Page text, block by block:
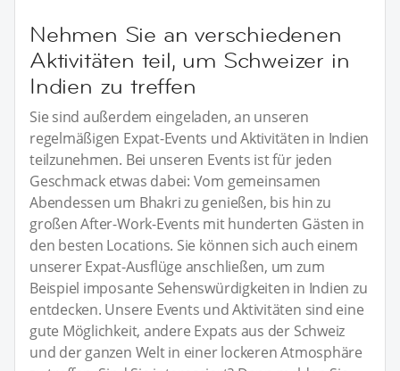
Nehmen Sie an verschiedenen
Aktivitäten teil, um Schweizer in
Indien zu treffen
Sie sind außerdem eingeladen, an unseren
regelmäßigen Expat-Events und Aktivitäten in Indien
teilzunehmen. Bei unseren Events ist für jeden
Geschmack etwas dabei: Vom gemeinsamen
Abendessen um Bhakri zu genießen, bis hin zu
großen After-Work-Events mit hunderten Gästen in
den besten Locations. Sie können sich auch einem
unserer Expat-Ausflüge anschließen, um zum
Beispiel imposante Sehenswürdigkeiten in Indien zu
entdecken. Unsere Events und Aktivitäten sind eine
gute Möglichkeit, andere Expats aus der Schweiz
und der ganzen Welt in einer lockeren Atmosphäre